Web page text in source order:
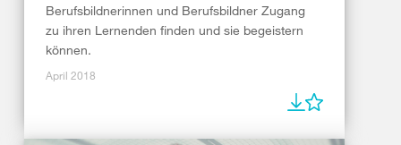
Berufsbildnerinnen und Berufsbildner Zugang
zu ihren Lernenden finden und sie begeistern
können.
April 2018